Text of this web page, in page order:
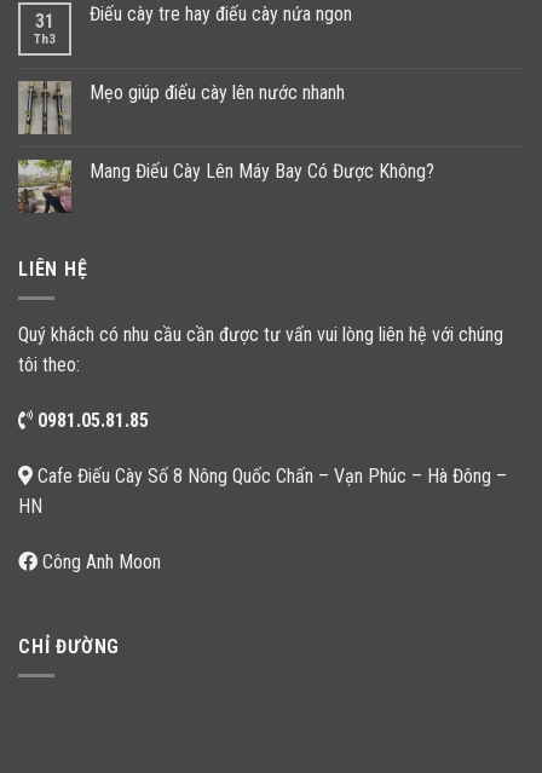
31
Th3
Điếu cày tre hay điếu cày nứa ngon
Mẹo giúp điếu cày lên nước nhanh
Mang Điếu Cày Lên Máy Bay Có Được Không?
LIÊN HỆ
Quý khách có nhu cầu cần được tư vấn vui lòng liên hệ với chúng
tôi theo:
0981.05.81.85
Cafe Điếu Cày Số 8 Nông Quốc Chấn – Vạn Phúc – Hà Đông –
HN
Công Anh Moon
CHỈ ĐƯỜNG